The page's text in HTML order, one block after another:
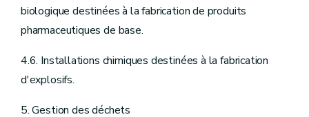
biologique destinées à la fabrication de produits
pharmaceutiques de base.
4.6. Installations chimiques destinées à la fabrication
d'explosifs.
5. Gestion des déchets